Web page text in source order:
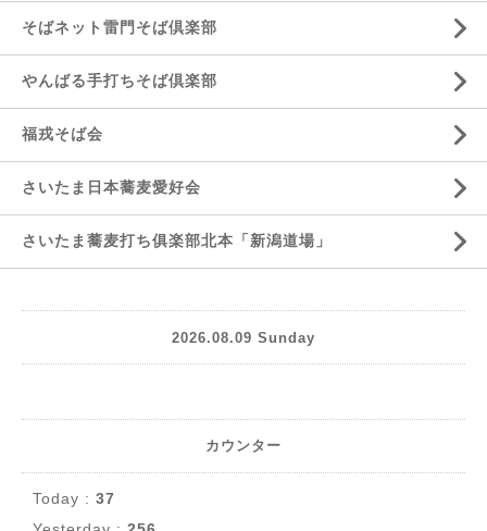
そばネット雷門そば倶楽部
やんばる手打ちそば倶楽部
福戎そば会
さいたま日本蕎麦愛好会
さいたま蕎麦打ち俱楽部北本「新潟道場」
2026.08.09 Sunday
カウンター
Today : 37